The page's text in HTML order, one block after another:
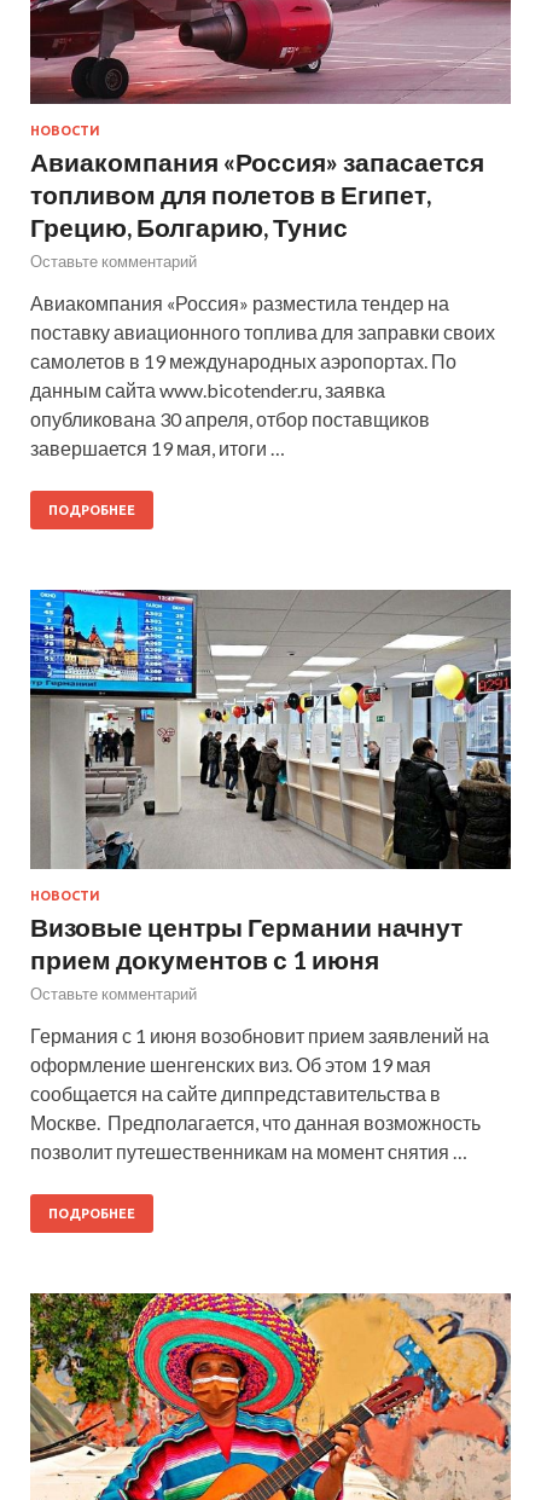
НОВОСТИ
Авиакомпания «Россия» запасается
топливом для полетов в Египет,
Грецию, Болгарию, Тунис
Оставьте комментарий
Авиакомпания «Россия» разместила тендер на
поставку авиационного топлива для заправки своих
самолетов в 19 международных аэропортах. По
данным сайта www.bicotender.ru, заявка
опубликована 30 апреля, отбор поставщиков
завершается 19 мая, итоги …
ПОДРОБНЕЕ
НОВОСТИ
Визовые центры Германии начнут
прием документов с 1 июня
Оставьте комментарий
Германия с 1 июня возобновит прием заявлений на
оформление шенгенских виз. Об этом 19 мая
сообщается на сайте диппредставительства в
Москве. Предполагается, что данная возможность
позволит путешественникам на момент снятия …
ПОДРОБНЕЕ